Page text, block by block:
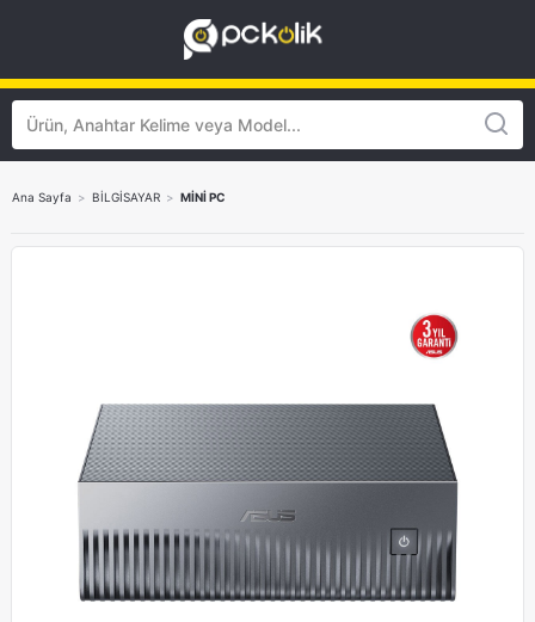
Ana Sayfa > BİLGİSAYAR > MİNİ PC